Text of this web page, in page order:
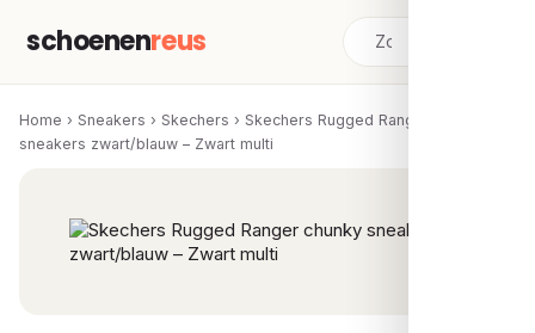
schoenenreus
Home › Sneakers › Skechers › Skechers Rugged Ranger chunky
sneakers zwart/blauw – Zwart multi